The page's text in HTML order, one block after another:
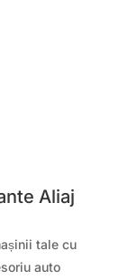
Aliaj
tale cu
auto